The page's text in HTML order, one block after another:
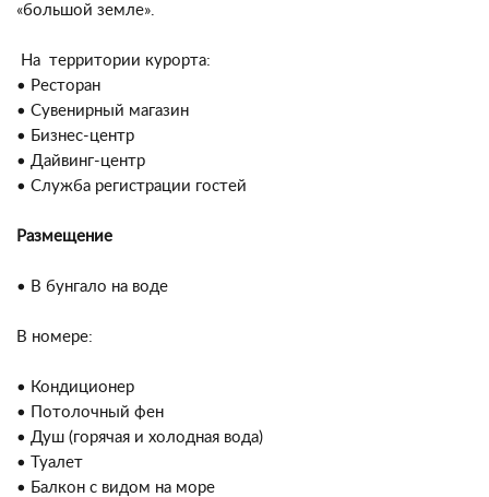
«большой земле».
На территории курорта:
• Ресторан
• Сувенирный магазин
• Бизнес-центр
• Дайвинг-центр
• Служба регистрации гостей
Размещение
• В бунгало на воде
В номере:
• Кондиционер
• Потолочный фен
• Душ (горячая и холодная вода)
• Туалет
• Балкон с видом на море